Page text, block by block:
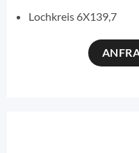
Lochkreis 6X139,7